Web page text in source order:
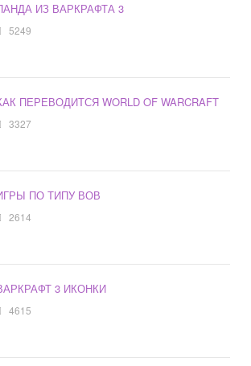
ИЗ ВАРКРАФТА 3
5249
ПЕРЕВОДИТСЯ WORLD OF WARCRAFT
3327
ПО ТИПУ ВОВ
2614
3 ИКОНКИ
4615